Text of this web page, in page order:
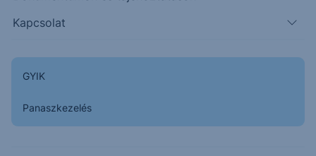
Kapcsolat
GYIK
Panaszkezelés
megjelenő audio-okosszemüvegét. A nagy techcég
Warby Parker és a Gentle Monster
A szemüveggel a felhasználók többek között